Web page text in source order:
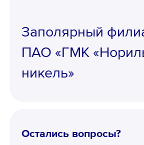
Заполярный
ПАО «ГМК
никель»
Остались вопросы?